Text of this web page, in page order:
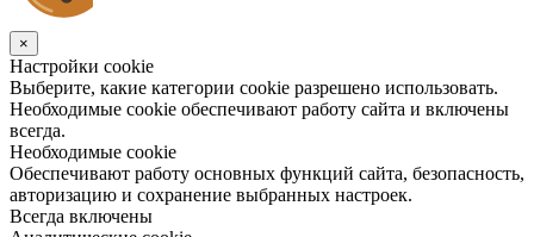
×
Настройки cookie
Выберите, какие категории cookie разрешено использовать.
Необходимые cookie обеспечивают работу сайта и включены
всегда.
Необходимые cookie
Обеспечивают работу основных функций сайта, безопасность,
авторизацию и сохранение выбранных настроек.
Всегда включены